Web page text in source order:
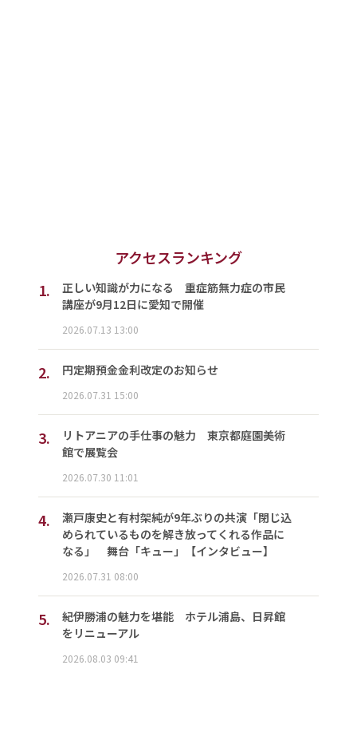
アクセスランキング
1.
正しい知識が力になる 重症筋無力症の市民
講座が9月12日に愛知で開催
2026.07.13 13:00
2. 円定期預金金利改定のお知らせ
2026.07.31 15:00
3.
リトアニアの手仕事の魅力 東京都庭園美術
館で展覧会
2026.07.30 11:01
4.
瀬戸康史と有村架純が9年ぶりの共演「閉じ込
められているものを解き放ってくれる作品に
なる」 舞台「キュー」【インタビュー】
2026.07.31 08:00
5.
紀伊勝浦の魅力を堪能 ホテル浦島、日昇館
をリニューアル
2026.08.03 09:41